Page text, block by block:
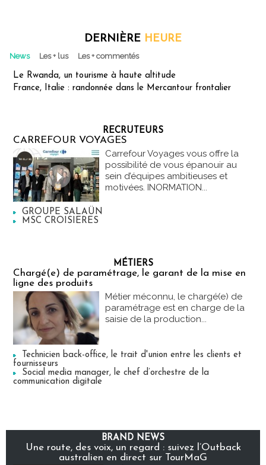
DERNIÈRE HEURE
News Les + lus Les + commentés
Le Rwanda, un tourisme à haute altitude
France, Italie : randonnée dans le Mercantour frontalier
RECRUTEURS
CARREFOUR VOYAGES
Carrefour Voyages vous offre la
possibilité de vous épanouir au
sein d’équipes ambitieuses et
motivées. INORMATION...
GROUPE SALAÜN
MSC CROISIERES
MÉTIERS
Chargé(e) de paramétrage, le garant de la mise en
ligne des produits
Métier méconnu, le chargé(e) de
paramétrage est en charge de la
saisie de la production...
Technicien back-office, le trait d'union entre les clients et
fournisseurs
Social media manager, le chef d’orchestre de la
communication digitale
BRAND NEWS
Une route, des voix, un regard : suivez l’Outback
australien en direct sur TourMaG